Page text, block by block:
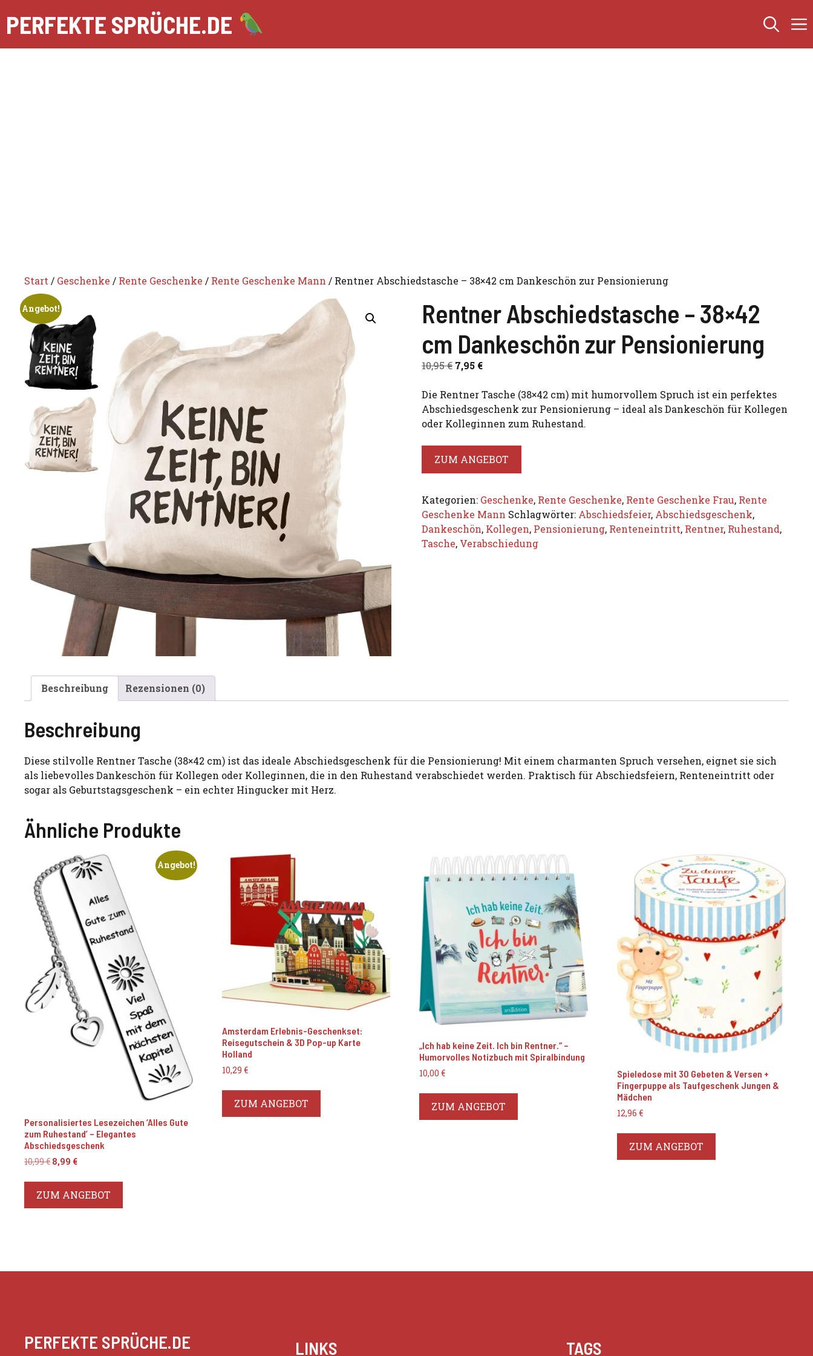
Inhalt
springen
PERFEKTE SPRÜCHE.DE
Start / Geschenke / Rente Geschenke / Rente Geschenke Mann / Rentner Abschiedstasche – 38×42 cm Dankeschön zur Pensionierung
Angebot!
Rentner Abschiedstasche – 38×42
cm Dankeschön zur Pensionierung
10,95€ Ursprünglicher
war:
10,95 €
7,95 €Aktueller
ist:
7,95 €.
Die Rentner Tasche (38×42 cm) mit humorvollem Spruch ist ein perfektes
Abschiedsgeschenk zur Pensionierung – ideal als Dankeschön für Kollegen
oder Kolleginnen zum Ruhestand.
ZUM ANGEBOT
Kategorien: Geschenke, Rente Geschenke, Rente Geschenke Frau, Rente
Geschenke Mann Schlagwörter: Abschiedsfeier, Abschiedsgeschenk,
Dankeschön, Kollegen, Pensionierung, Renteneintritt, Rentner, Ruhestand,
Tasche, Verabschiedung
Beschreibung Rezensionen (0)
Beschreibung
Diese stilvolle Rentner Tasche (38×42 cm) ist das ideale Abschiedsgeschenk für die Pensionierung! Mit einem charmanten Spruch versehen, eignet sie sich
als liebevolles Dankeschön für Kollegen oder Kolleginnen, die in den Ruhestand verabschiedet werden. Praktisch für Abschiedsfeiern, Renteneintritt oder
sogar als Geburtstagsgeschenk – ein echter Hingucker mit Herz.
Ähnliche Produkte
Angebot!
Personalisiertes Lesezeichen ‘Alles Gute
zum Ruhestand’ – Elegantes
Abschiedsgeschenk
10,99€ Ursprünglicher
war:
10,99 €
8,99 €Aktueller
ist:
8,99 €.
ZUM ANGEBOT
Amsterdam Erlebnis-Geschenkset:
Reisegutschein & 3D Pop-up Karte
Holland
10,29 €
ZUM ANGEBOT
„Ich hab keine Zeit. Ich bin Rentner.“ –
Humorvolles Notizbuch mit Spiralbindung
10,00€
ZUM ANGEBOT
Spieledose mit 30 Gebeten & Versen +
Fingerpuppe als Taufgeschenk Jungen &
Mädchen
12,96€
ZUM ANGEBOT
PERFEKTE SPRÜCHE.DE LINKS TAGS